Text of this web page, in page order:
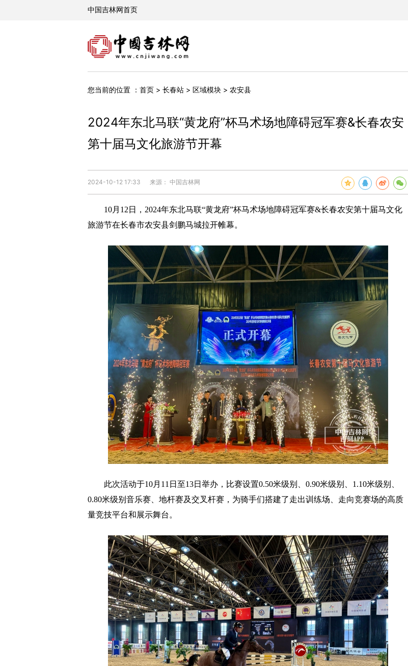
您当前的位置 ： 首页 > 长春站 > 区域模块 > 农安县
2024年东北马联“黄龙府”杯马术场地障碍冠军赛&长春农安
第十届马文化旅游节开幕
2024-10-12 17:33 来源： 中国吉林网
10月12日，2024年东北马联“黄龙府”杯马术场地障碍冠军赛&长春农安第十届马文化
旅游节在长春市农安县剑鹏马城拉开帷幕。
此次活动于10月11日至13日举办，比赛设置0.50米级别、0.90米级别、1.10米级别、
0.80米级别音乐赛、地杆赛及交叉杆赛，为骑手们搭建了走出训练场、走向竞赛场的高质
量竞技平台和展示舞台。